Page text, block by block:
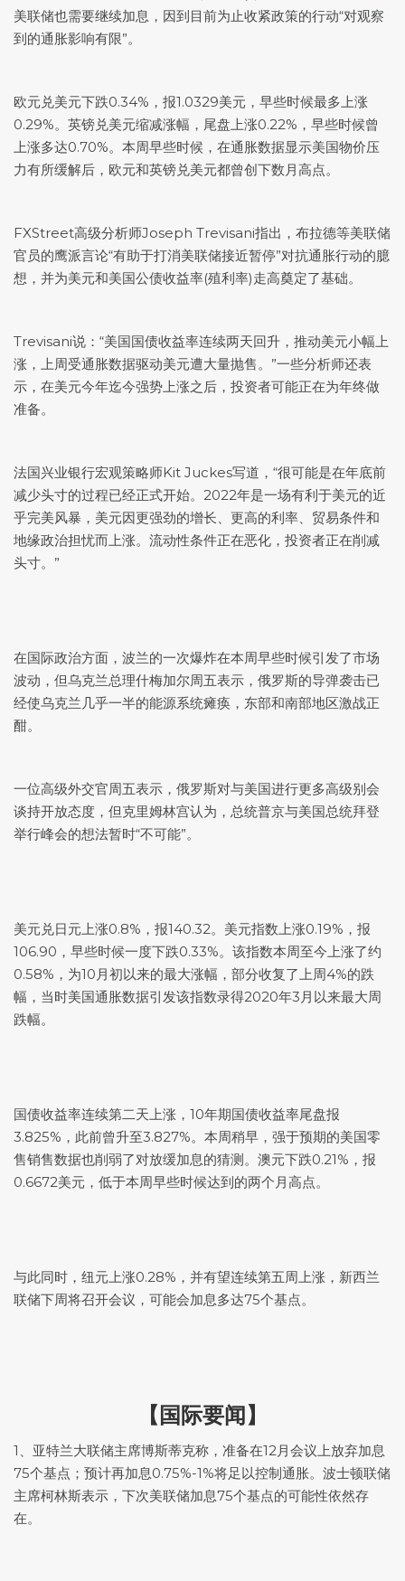
美联储也需要继续加息，因到目前为止收紧政策的行动“对观察
到的通胀影响有限”。
欧元兑美元下跌0.34%，报1.0329美元，早些时候最多上涨
0.29%。 英镑兑美元缩减涨幅，尾盘上涨0.22%，早些时候曾
上涨多达0.70%。本周早些时候，在通胀数据显示美国物价压
力有所缓解后，欧元和英镑兑美元都曾创下数月高点。
FXStreet高级分析师Joseph Trevisani指出，布拉德等美联储
官员的鹰派言论“有助于打消美联储接近暂停”对抗通胀行动的臆
想，并为美元和美国公债收益率(殖利率)走高奠定了基础。
Trevisani说：“美国国债收益率连续两天回升，推动美元小幅上
涨，上周受通胀数据驱动美元遭大量抛售。”一些分析师还表
示，在美元今年迄今强势上涨之后，投资者可能正在为年终做
准备。
法国兴业银行宏观策略师Kit Juckes写道，“很可能是在年底前
减少头寸的过程已经正式开始。2022年是一场有利于美元的近
乎完美风暴，美元因更强劲的增长、更高的利率、贸易条件和
地缘政治担忧而上涨。流动性条件正在恶化，投资者正在削减
头寸。”
在国际政治方面，波兰的一次爆炸在本周早些时候引发了市场
波动，但乌克兰总理什梅加尔周五表示，俄罗斯的导弹袭击已
经使乌克兰几乎一半的能源系统瘫痪，东部和南部地区激战正
酣。
一位高级外交官周五表示，俄罗斯对与美国进行更多高级别会
谈持开放态度，但克里姆林宫认为，总统普京与美国总统拜登
举行峰会的想法暂时“不可能”。
美元兑日元 上涨0.8%，报140.32。 美元指数 上涨0.19%，报
106.90，早些时候一度下跌0.33%。该指数本周至今上涨了约
0.58%，为10月初以来的最大涨幅，部分收复了上周4%的跌
幅，当时美国通胀数据引发该指数录得2020年3月以来最大周
跌幅。
国债收益率连续第二天上涨，10年期国债收益率尾盘报
3.825%，此前曾升至3.827%。本周稍早，强于预期的美国零
售销售数据也削弱了对放缓加息的猜测。澳元下跌0.21%，报
0.6672美元，低于本周早些时候达到的两个月高点。
与此同时，纽元上涨0.28%，并有望连续第五周上涨，新西兰
联储下周将召开会议，可能会加息多达75个基点。
【国际要闻】
1、亚特兰大联储主席博斯蒂克称，准备在12月会议上放弃加息
75个基点；预计再加息0.75%-1%将足以控制通胀。波士顿联储
主席柯林斯表示，下次美联储加息75个基点的可能性依然存
在。